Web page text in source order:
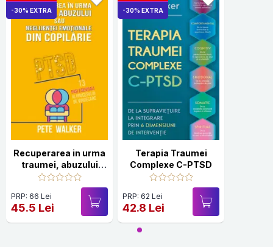
-30% EXTRA
Recuperarea in urma
traumei, abuzului
sau neglijentei
emotionale
PRP: 66 Lei
45.5 Lei
-30% EXTRA
Terapia Traumei
Complexe C-PTSD
PRP: 62 Lei
42.8 Lei